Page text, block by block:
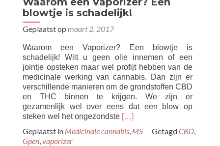
blowtje is schadelijk!
Geplaatst op maart 2, 2017
Waarom een Vaporizer? Een blowtje is
schadelijk! Wilt u geen olie innemen of een
jointje opsteken maar wel profijt hebben van de
medicinale werking van cannabis. Dan zijn er
verschillende manieren om de grondstoffen CBD
en THC binnen te krijgen. We zijn er
gezamenlijk wel over eens dat een blow op
steken wel het ongezondste Read
about
[…]
Geplaatst in Medicinale cannabis MS GetagdCBD
Gpen vaporizer